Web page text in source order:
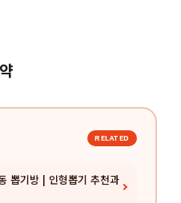
RELATED
뽑기방 | 인형뽑기 추천과